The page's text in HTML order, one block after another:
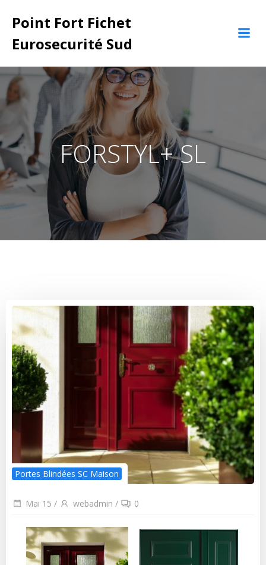
Point Fort Fichet
Eurosecurité Sud
FORSTYL+ SL
Portes Blindées SC Maison
Mai 15 / webadmin / 0